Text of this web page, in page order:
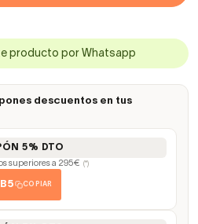
producto por Whatsapp
descuentos en tus
5% DTO
superiores a 295€ (*)
COPIAR